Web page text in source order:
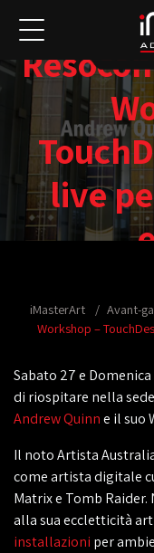
live
iMasterArt Avant-
Workshop –
Sabato 27 e
di riospitare nella
Andrew Quinne il suo
Il noto Artista
come artista digitale
Matrix e Tomb
alla sua eccletticità
installazioni per